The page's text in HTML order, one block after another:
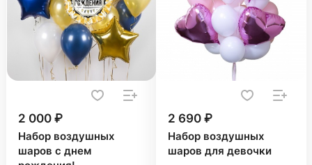
2 000 ₽
Набор воздушных
шаров с днем
2 690 ₽
Набор воздушных
шаров для девочки